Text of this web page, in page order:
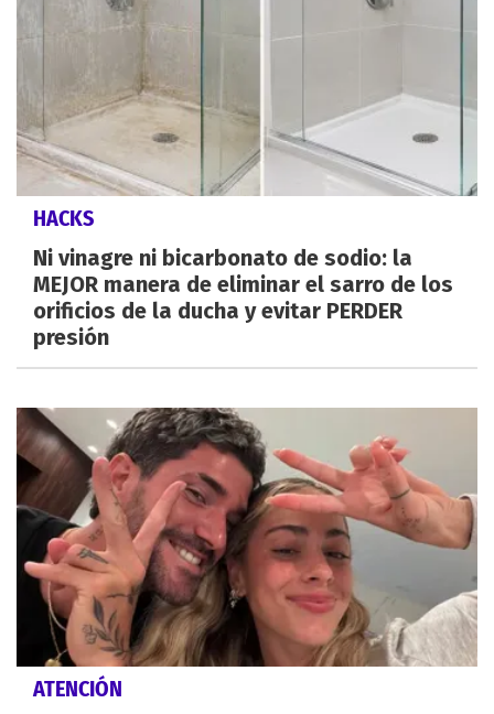
HACKS
Ni vinagre ni bicarbonato de sodio: la
MEJOR manera de eliminar el sarro de los
orificios de la ducha y evitar PERDER
presión
ATENCIÓN